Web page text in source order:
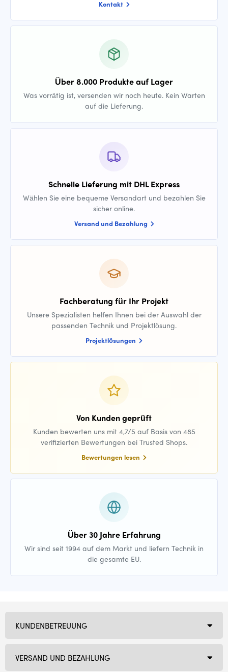
Kontakt
Über 8.000 Produkte auf Lager
Was vorrätig ist, versenden wir noch heute. Kein Warten
auf die Lieferung.
Schnelle Lieferung mit DHL Express
Wählen Sie eine bequeme Versandart und bezahlen Sie
sicher online.
Versand und Bezahlung
Fachberatung für Ihr Projekt
Unsere Spezialisten helfen Ihnen bei der Auswahl der
passenden Technik und Projektlösung.
Projektlösungen
Von Kunden geprüft
Kunden bewerten uns mit 4,7/5 auf Basis von 485
verifizierten Bewertungen bei Trusted Shops.
Bewertungen lesen
Über 30 Jahre Erfahrung
Wir sind seit 1994 auf dem Markt und liefern Technik in
die gesamte EU.
KUNDENBETREUUNG
VERSAND UND BEZAHLUNG